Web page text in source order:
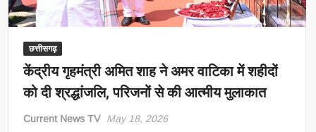
और
का
फॉर्मूला
छत्तीसगढ़
केंद्रीय गृहमंत्री अमित शाह ने अमर वाटिका में शहीदों
को दी श्रद्धांजलि, परिजनों से की आत्मीय मुलाकात
Current News TV May 18, 2026